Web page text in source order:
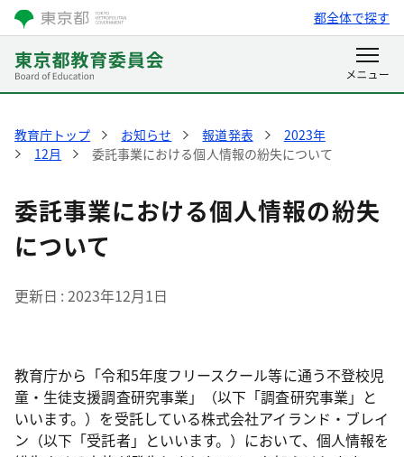
都全体で探す
教育庁トップ お知らせ 報道発表
2023年
12月
委託事業における個人情報の紛失について
委託事業における個人情報の紛失
について
更新日 2023年12月1日
教育庁から「令和5年度フリースクール等に通う不登校児
童・生徒支援調査研究事業」（以下「調査研究事業」と
いいます。）を受託している株式会社アイランド・ブレイ
ン（以下「受託者」といいます。）において、個人情報を